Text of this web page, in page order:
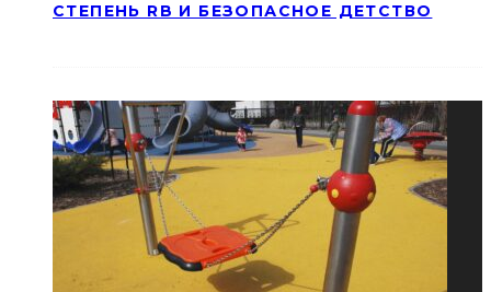
СТЕПЕНЬ RB И БЕЗОПАСНОЕ ДЕТСТВО